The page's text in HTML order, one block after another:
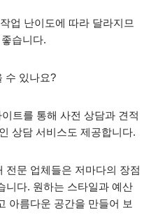
업 난이도에 따라 달라지므
습니다.
수 있나요?
트를 통해 사전 상담과 견적
상담 서비스도 제공합니다.
전문 업체들은 저마다의 장점
니다. 원하는 스타일과 예산
아름다운 공간을 만들어 보